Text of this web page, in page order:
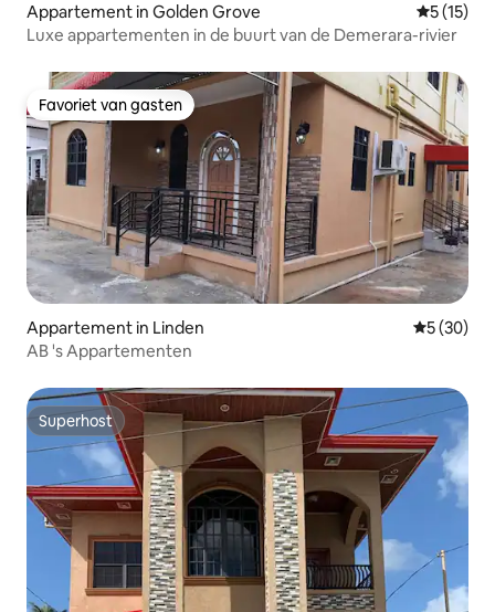
Appartement in Golden Grove
5 (15)
Luxe appartementen in de buurt van de Demerara-rivier
Favoriet van gasten
Favoriet van gasten
Appartement in Linden
5 (30)
AB 's Appartementen
Superhost
Superhost